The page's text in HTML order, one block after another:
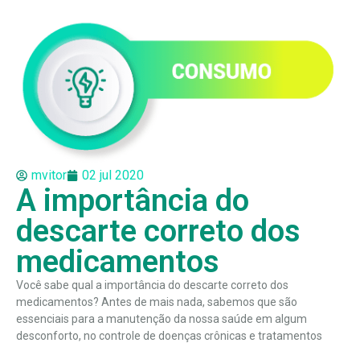
mvitor 02 jul 2020
A importância do
descarte correto dos
medicamentos
Você sabe qual a importância do descarte correto dos
medicamentos? Antes de mais nada, sabemos que são
essenciais para a manutenção da nossa saúde em algum
desconforto, no controle de doenças crônicas e tratamentos